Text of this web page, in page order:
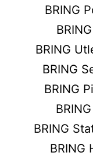
BRING
BRING
BRING
BRING
BRING
BRING